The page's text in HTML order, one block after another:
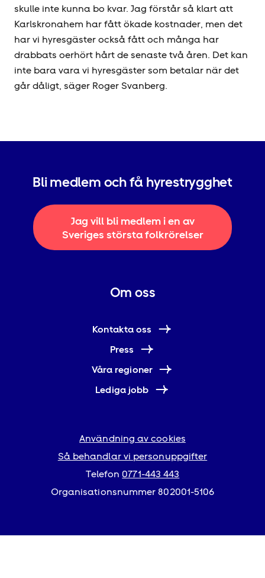
skulle inte kunna bo kvar. Jag förstår så klart att
Karlskronahem har fått ökade kostnader, men det
har vi hyresgäster också fått och många har
drabbats oerhört hårt de senaste två åren. Det kan
inte bara vara vi hyresgäster som betalar när det
går dåligt, säger Roger Svanberg.
Bli medlem och få hyrestrygghet
Jag vill bli medlem i en av
Sveriges största folkrörelser
Om oss
Kontakta oss
Press
Våra regioner
Lediga jobb
Användning av cookies
Så behandlar vi personuppgifter
Telefon0771-443 443
Organisationsnummer 802001-5106